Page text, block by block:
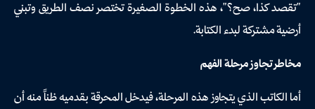
"تقصد كذا، صح؟"، هذه الخطوة الصغيرة تختصر نصف الطريق وتبني
أرضية مشتركة لبدء الكتابة.
مخاطر تجاوز مرحلة الفهم
أما الكاتب الذي يتجاوز هذه المرحلة، فيدخل المحرقة بقدميه ظناً منه أن